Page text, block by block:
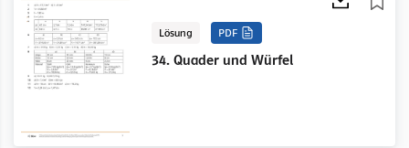
Lösung PDF
34. Quader und Würfel